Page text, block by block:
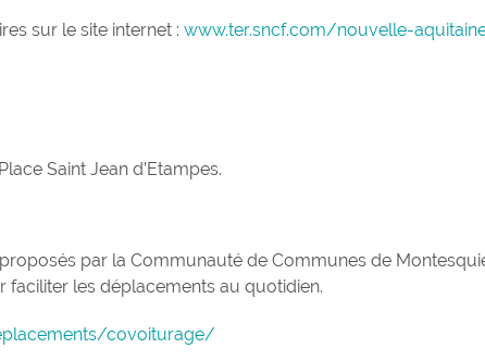
sur le site internet : www.ter.sncf.com/nouvelle-
Saint Jean d’Etampes.
par la Communauté de Communes de
faciliter les déplacements au quotidien.
covoiturage/